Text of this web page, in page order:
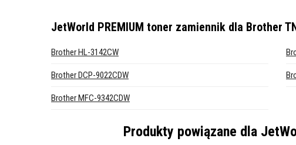
JetWorld PREMIUM toner zamiennik dla Brother
Brother HL-3142CW
Brother DCP-9022CDW
Brother MFC-9342CDW
Produkty powiązane dla